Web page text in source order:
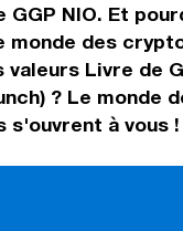
GGP NIO. Et
monde des
valeurs Livre de
? Le monde
s'ouvrent à vous !